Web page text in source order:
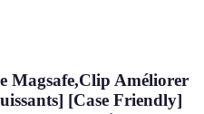
Magsafe,Clip Améliorer
[Case Friendly]